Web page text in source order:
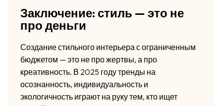
Заключение: стиль — это не
про деньги
Создание стильного интерьера с ограниченным
бюджетом — это не про жертвы, а про
креативность. В 2025 году тренды на
осознанность, индивидуальность и
экологичность играют на руку тем, кто ищет